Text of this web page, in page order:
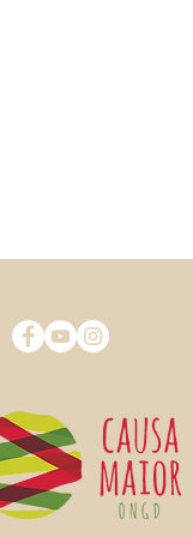
junho do corrente
online, no dia 2 de
estiveram presentes o
da ONGD Causa
Doutor Trovão